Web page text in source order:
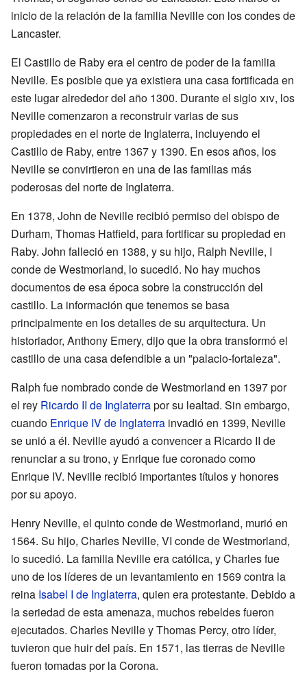
inicio de la relación de la familia Neville con los condes de
Lancaster.
El Castillo de Raby era el centro de poder de la familia
Neville. Es posible que ya existiera una casa fortificada en
este lugar alrededor del año 1300. Durante el sigloxiv, los
Neville comenzaron a reconstruir varias de sus
propiedades en el norte de Inglaterra, incluyendo el
Castillo de Raby, entre 1367 y 1390. En esos años, los
Neville se convirtieron en una de las familias más
poderosas del norte de Inglaterra.
En 1378, John de Neville recibió permiso del obispo de
Durham, Thomas Hatfield, para fortificar su propiedad en
Raby. John falleció en 1388, y su hijo, Ralph Neville, I
conde de Westmorland, lo sucedió. No hay muchos
documentos de esa época sobre la construcción del
castillo. La información que tenemos se basa
principalmente en los detalles de su arquitectura. Un
historiador, Anthony Emery, dijo que la obra transformó el
castillo de una casa defendible a un "palacio-fortaleza".
Ralph fue nombrado conde de Westmorland en 1397 por
el rey Ricardo II de Inglaterrapor su lealtad. Sin embargo,
cuando Enrique IV de Inglaterra invadió en 1399, Neville
se unió a él. Neville ayudó a convencer a Ricardo II de
renunciar a su trono, y Enrique fue coronado como
Enrique IV. Neville recibió importantes títulos y honores
por su apoyo.
Henry Neville, el quinto conde de Westmorland, murió en
1564. Su hijo, Charles Neville, VI conde de Westmorland,
lo sucedió. La familia Neville era católica, y Charles fue
uno de los líderes de un levantamiento en 1569 contra la
reina Isabel I de Inglaterra, quien era protestante. Debido a
la seriedad de esta amenaza, muchos rebeldes fueron
ejecutados. Charles Neville y Thomas Percy, otro líder,
tuvieron que huir del país. En 1571, las tierras de Neville
fueron tomadas por la Corona.